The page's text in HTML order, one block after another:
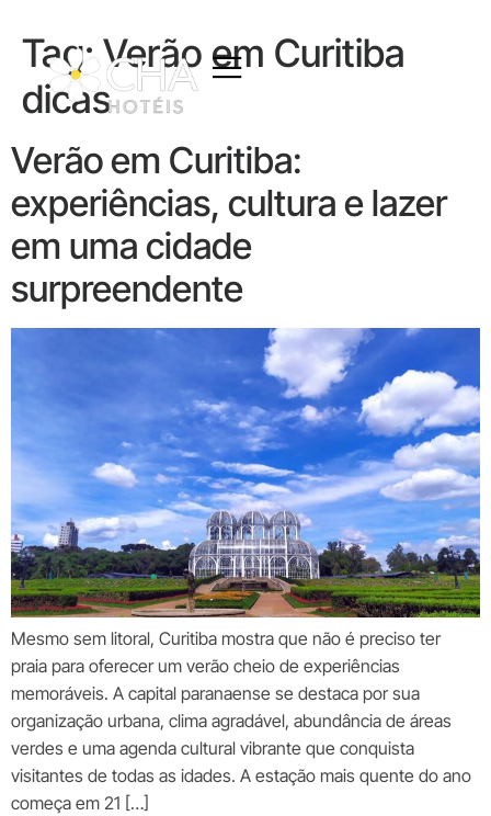
Tag:Verão em Curitiba
dicas
Verão em Curitiba:
experiências, cultura e lazer
em uma cidade
surpreendente
Mesmo sem litoral, Curitiba mostra que não é preciso ter
praia para oferecer um verão cheio de experiências
memoráveis. A capital paranaense se destaca por sua
organização urbana, clima agradável, abundância de áreas
verdes e uma agenda cultural vibrante que conquista
visitantes de todas as idades. A estação mais quente do ano
começa em 21 […]